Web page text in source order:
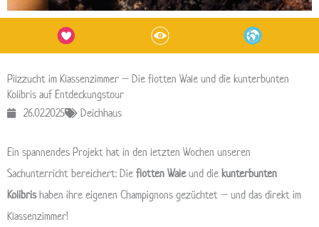
Pilzzucht im Klassenzimmer – Die flotten Wale und die kunterbunten
Kolibris auf Entdeckungstour
26.02.2025
Deichhaus
Ein spannendes Projekt hat in den letzten Wochen unseren
Sachunterricht bereichert: Dieflotten Waleund diekunterbunten
Kolibrishaben ihre eigenen Champignons gezüchtet – und das direkt im
Klassenzimmer!